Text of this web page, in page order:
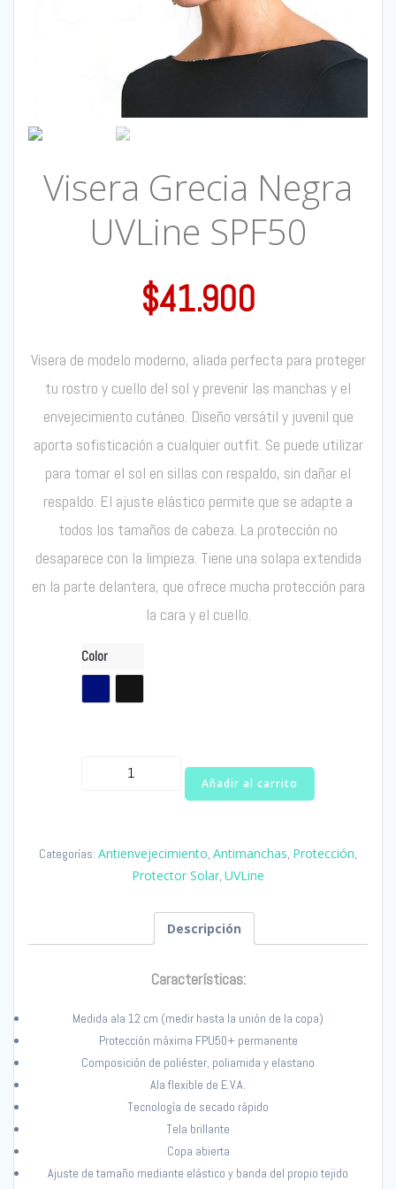
Visera Grecia Negra
UVLine SPF50
$41.900
Visera de modelo moderno, aliada perfecta para proteger
tu rostro y cuello del sol y prevenir las manchas y el
envejecimiento cutáneo. Diseño versátil y juvenil que
aporta sofisticación a cualquier outfit. Se puede utilizar
para tomar el sol en sillas con respaldo, sin dañar el
respaldo. El ajuste elástico permite que se adapte a
todos los tamaños de cabeza. La protección no
desaparece con la limpieza. Tiene una solapa extendida
en la parte delantera, que ofrece mucha protección para
la cara y el cuello.
Color
Visera
SPF50
Añadir al carrito
Categorías: Antienvejecimiento, Antimanchas, Protección,
Protector Solar, UVLine
Descripción
Características:
Medida ala 12 cm (medir hasta la unión de la copa)
Protección máxima FPU50+ permanente
Composición de poliéster, poliamida y elastano
Ala flexible de E.V.A.
Tecnología de secado rápido
Tela brillante
Copa abierta
Ajuste de tamaño mediante elástico y banda del propio tejido